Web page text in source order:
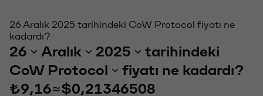
26 Aralık 2025 tarihindeki CoW Protocol fiyatı ne
kadardı?
26 Aralık 2025
tarihindeki
CoW Protocol
fiyatı ne kadardı?
₺9,16≈$0,21346508